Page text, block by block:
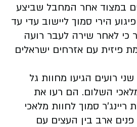
במצוד אחר המחבל שביצע
הירי סמוך ליישוב עדי עד
כי לאחר שירה לעבר רועה
פיזית עם אזרחים ישראלים
דווח כי שני רועים הגיעו מחוות גל
מלאכי השלום. הם רעו את
סמוך לחוות מלאכי
ארב בין העצים עם